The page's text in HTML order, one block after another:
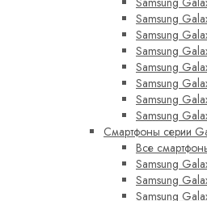
Samsung
Samsung
Samsung
Samsung
Samsung
Samsung
Samsung
Смартфоны серии
Все
Samsung
Samsung
Samsung